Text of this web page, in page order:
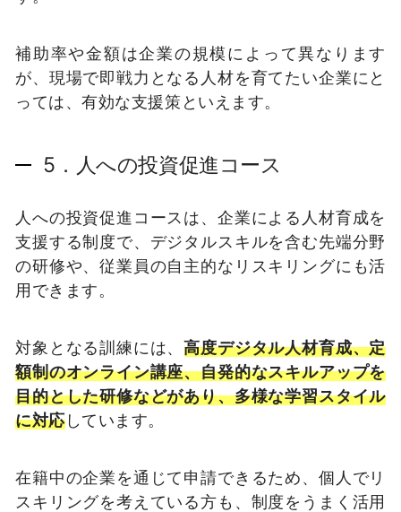
補助率や金額は企業の規模によって異なります
が、現場で即戦力となる人材を育てたい企業にと
っては、有効な支援策といえます。
5．人への投資促進コース
人への投資促進コースは、企業による人材育成を
支援する制度で、デジタルスキルを含む先端分野
の研修や、従業員の自主的なリスキリングにも活
用できます。
対象となる訓練には、高度デジタル人材育成、定
額制のオンライン講座、自発的なスキルアップを
目的とした研修などがあり、多様な学習スタイル
に対応しています。
在籍中の企業を通じて申請できるため、個人でリ
スキリングを考えている方も、制度をうまく活用